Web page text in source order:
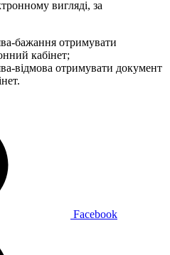
вигляді, за
бажання отримувати
кабінет;
відмова отримувати документ
Facebook